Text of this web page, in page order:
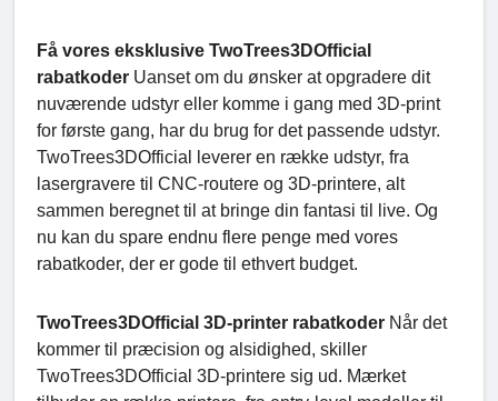
Få vores eksklusive TwoTrees3DOfficial
rabatkoder Uanset om du ønsker at opgradere dit
nuværende udstyr eller komme i gang med 3D-print
for første gang, har du brug for det passende udstyr.
TwoTrees3DOfficial leverer en række udstyr, fra
lasergravere til CNC-routere og 3D-printere, alt
sammen beregnet til at bringe din fantasi til live. Og
nu kan du spare endnu flere penge med vores
rabatkoder, der er gode til ethvert budget.
TwoTrees3DOfficial 3D-printer rabatkoder Når det
kommer til præcision og alsidighed, skiller
TwoTrees3DOfficial 3D-printere sig ud. Mærket